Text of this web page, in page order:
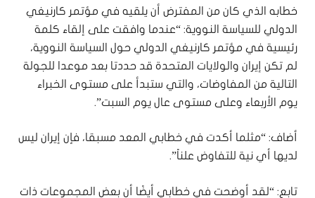
خطابه الذي كان من المفترض أن يلقيه في مؤتمر كارنيغي
الدولي للسياسة النووية: “عندما وافقت على إلقاء كلمة
رئيسية في مؤتمر كارنيغي الدولي حول السياسة النووية،
لم تكن إيران والولايات المتحدة قد حددتا بعد موعدا للجولة
التالية من المفاوضات، والتي ستبدأ على مستوى الخبراء
يوم الأربعاء وعلى مستوى عال يوم السبت”.
أضاف: “مثلما أكدت في خطابي المعد مسبقا، فإن إيران ليس
لديها أي نية للتفاوض علناً”.
تابع: “لقد أوضحت في خطابي أيضًا أن بعض المجموعات ذات